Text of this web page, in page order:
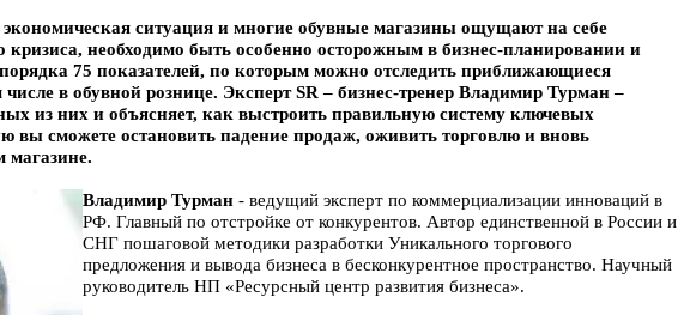
экономическая ситуация и многие обувные магазины ощущают на себе
кризиса, необходимо быть особенно осторожным в бизнес-планировании и
75 показателей, по которым можно отследить приближающиеся
в обувной рознице. Эксперт SR – бизнес-тренер Владимир Турман –
из них и объясняет, как выстроить правильную систему ключевых
вы сможете остановить падение продаж, оживить торговлю и вновь
магазине.
Владимир Турман - ведущий эксперт по коммерциализации инноваций в
РФ. Главный по отстройке от конкурентов. Автор единственной в России и
СНГ пошаговой методики разработки Уникального торгового
предложения и вывода бизнеса в бесконкурентное пространство. Научный
руководитель НП «Ресурсный центр развития бизнеса».